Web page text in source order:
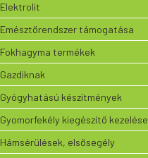
Elektrolit
Emésztőrendszer támogatása
Fokhagyma termékek
Gazdiknak
Gyógyhatású készítmények
Gyomorfekély kiegészítő kezelése
Hámsérülések, elsősegély